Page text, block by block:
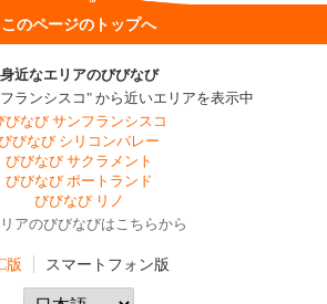
このページのトップへ
身近なエリアのびびなび
ランシスコ" から近いエリアを表示中
びなび サンフランシスコ
びなび シリコンバレー
びびなび サクラメント
びびなび ポートランド
びびなび リノ
アのびびなびはこちらから
版 スマートフォン版